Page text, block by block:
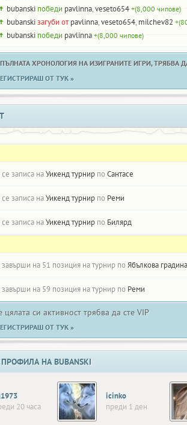
bubanski победи pavlinna,veseto654 +(8,000 чипове)
bubanskiзагуби от pavlinna,veseto654, milchev82
bubanski победи pavlinna +(8,000 чипове)
ХРОНОЛОГИЯ НА ИЗИГРАНИТЕ ИГРИ, ТРЯБВА
ОТ ТУК »
се записа наУикенд турнир поСантасе
се записа наУикенд турнир по Реми
се записа наУикенд турнир по Билярд
завърши на 51 позиция на турнир поЯбълкова градина
завърши на 59 позиция на турнир по Реми
си активност трябва да сте VIP
ОТ ТУК »
НА BUBANSKI
20 часа
icinko
преди 1 ден